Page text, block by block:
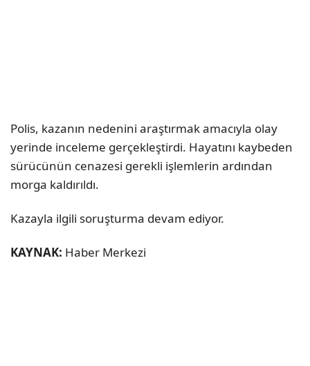
Polis, kazanın nedenini araştırmak amacıyla olay
yerinde inceleme gerçekleştirdi. Hayatını kaybeden
sürücünün cenazesi gerekli işlemlerin ardından
morga kaldırıldı.
Kazayla ilgili soruşturma devam ediyor.
KAYNAK: Haber Merkezi